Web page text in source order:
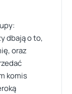
dbają o to,
oraz
komis